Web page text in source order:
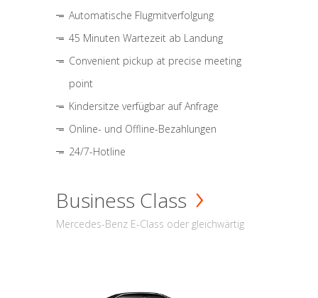
Automatische Flugmitverfolgung
45 Minuten Wartezeit ab Landung
Convenient pickup at precise meeting
point
Kindersitze verfügbar auf Anfrage
Online- und Offline-Bezahlungen
24/7-Hotline
Business Class
Mercedes-Benz E-Class oder gleichwärtig